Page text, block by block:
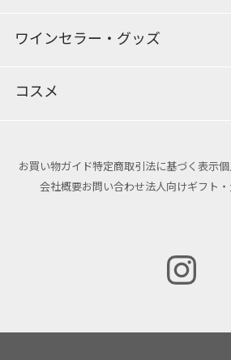
ワインセラー・グッズ
コスメ
お買い物ガイド特定商取引法に基づく表示
会社概要お問い合わせ法人向けギフト